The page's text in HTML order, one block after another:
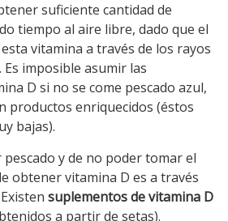
suficiente cantidad de
tiempo al aire libre, dado que el
vitamina a través de los rayos
imposible asumir las
D si no se come pescado azul,
productos enriquecidos (éstos
bajas).
pescado y de no poder tomar el
obtener vitamina D es a través
suplementos de vitamina D
a partir de setas).